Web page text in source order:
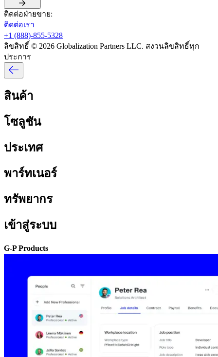
ติดต่อฝ่ายขาย:​​
ติดต่อเรา​​
+1 (888)-855-5328​​
ลิขสิทธิ์ © 2026 Globalization Partners LLC. สงวนลิขสิทธิ์ทุก
ประการ​​
สินค้า​​
โซลูชัน​​
ประเทศ​​
พาร์ทเนอร์​​
ทรัพยากร​​
เข้าสู่ระบบ​​
G-P Products​​